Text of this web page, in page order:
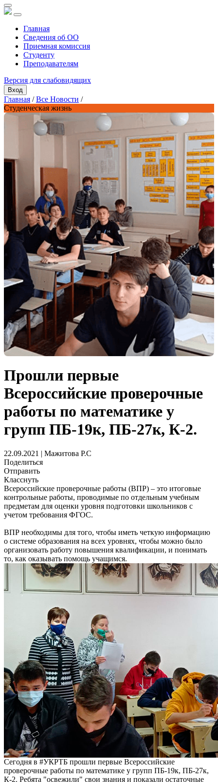
Главная
Сведения об ОО
Приемная комиссия
Студенту
Преподавателям
Версия для слабовидящих
Вход
Главная /Все Новости /
Студенческая жизнь
Прошли первые
Всероссийские проверочные
работы по математике у
групп ПБ-19к, ПБ-27к, К-2.
22.09.2021 | Мажитова Р.С
Поделиться
Отправить
Класснуть
Всероссийские проверочные работы (ВПР) – это итоговые
контрольные работы, проводимые по отдельным учебным
предметам для оценки уровня подготовки школьников с
учетом требования ФГОС.
ВПР необходимы для того, чтобы иметь четкую информацию
о системе образования на всех уровнях, чтобы можно было
организовать работу повышения квалификации, и понимать
то, как оказывать помощь учащимся.
Сегодня в #УКРТБ прошли первые Всероссийские
проверочные работы по математике у групп ПБ-19к, ПБ-27к,
К-2. Ребята "освежили" свои знания и показали остаточные